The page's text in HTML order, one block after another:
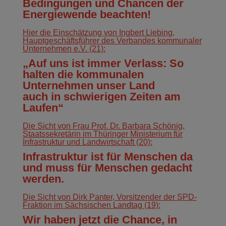
Bedingungen und Chancen der
Energiewende beachten!
Hier die Einschätzung von Ingbert Liebing,
Hauptgeschäftsführer des Verbandes kommunaler
Unternehmen e.V. (21):
„Auf uns ist immer Verlass: So
halten die kommunalen
Unternehmen unser Land
auch in schwierigen Zeiten am
Laufen“
Die Sicht von Frau Prof. Dr. Barbara Schönig,
Staatssekretärin im Thüringer Ministerium für
Infrastruktur und Landwirtschaft (20):
Infrastruktur ist für Menschen da
und muss für Menschen gedacht
werden.
Die Sicht von Dirk Panter, Vorsitzender der SPD-
Fraktion im Sächsischen Landtag (19):
Wir haben jetzt die Chance, in